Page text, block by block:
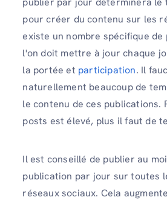
pour créer du contenu sur les
existe un nombre spécifique de
l'on doit mettre à jour chaque
la portée et participation. Il
naturellement beaucoup de
le contenu de ces publications.
posts est élevé, plus il faut de
Il est conseillé de publier au
publication par jour sur toutes
réseaux sociaux. Cela